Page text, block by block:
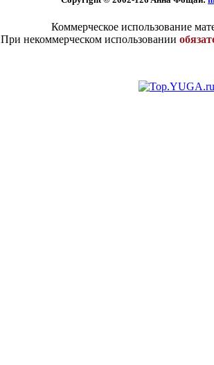
Коммерческое использование
При некоммерческом использовании